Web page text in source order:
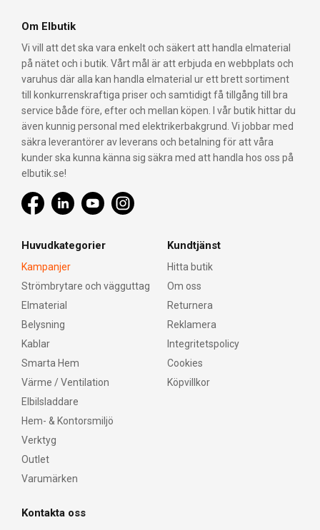
Om Elbutik
Vi vill att det ska vara enkelt och säkert att handla elmaterial
på nätet och i butik. Vårt mål är att erbjuda en webbplats och
varuhus där alla kan handla elmaterial ur ett brett sortiment
till konkurrenskraftiga priser och samtidigt få tillgång till bra
service både före, efter och mellan köpen. I vår butik hittar du
även kunnig personal med elektrikerbakgrund. Vi jobbar med
säkra leverantörer av leverans och betalning för att våra
kunder ska kunna känna sig säkra med att handla hos oss på
elbutik.se!
Huvudkategorier
Kampanjer
Strömbrytare och vägguttag
Elmaterial
Belysning
Kablar
Smarta Hem
Värme / Ventilation
Elbilsladdare
Hem- & Kontorsmiljö
Verktyg
Outlet
Varumärken
Kundtjänst
Hitta butik
Om oss
Returnera
Reklamera
Integritetspolicy
Cookies
Köpvillkor
Kontakta oss